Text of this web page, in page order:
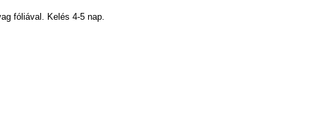
fóliával. Kelés 4-5 nap.